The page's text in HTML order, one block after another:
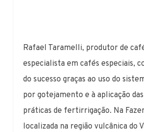
Rafael Taramelli, produtor de
especialista em cafés especiais,
do sucesso graças ao uso do
por gotejamento e à aplicação
práticas de fertirrigação. Na
localizada na região vulcânica do